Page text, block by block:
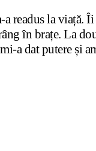
readus la viață.
în brațe. La
a dat putere și